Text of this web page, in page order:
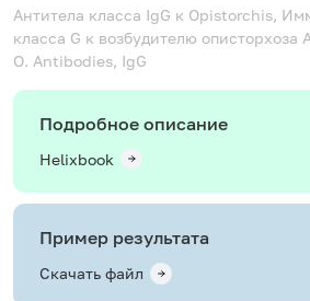
Антитела класса IgG к Opistorchis,
класса G к возбудителю описторхоза
O. Antibodies, IgG
Подробное описание
Helixbook
Пример результата
Скачать файл